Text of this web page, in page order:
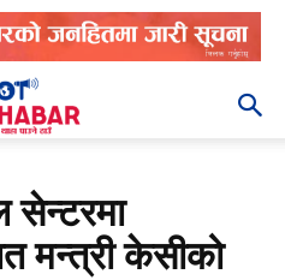
सेन्टरमा
मन्त्री केसीको